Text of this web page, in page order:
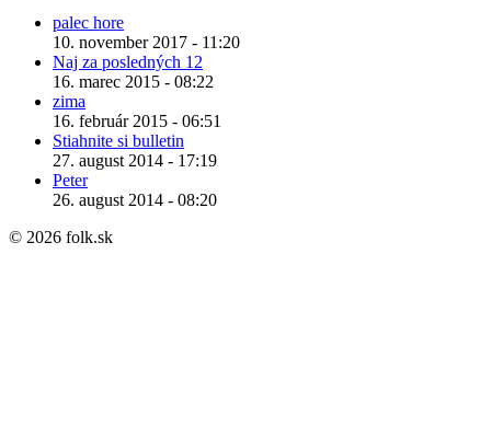
palec hore
10. november 2017 - 11:20
Naj za posledných 12
16. marec 2015 - 08:22
zima
16. február 2015 - 06:51
Stiahnite si bulletin
27. august 2014 - 17:19
Peter
26. august 2014 - 08:20
© 2026 folk.sk